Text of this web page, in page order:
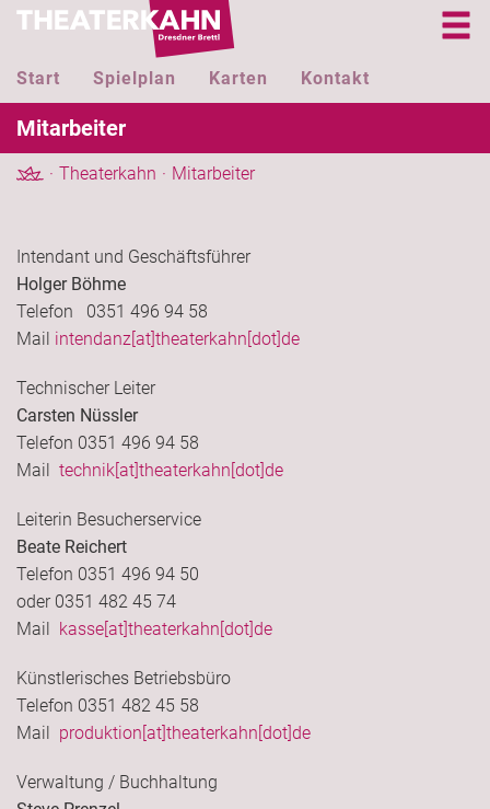
Start Spielplan Karten Kontakt
Mitarbeiter
Theaterkahn Mitarbeiter
Intendant und Geschäftsführer
Holger Böhme
Telefon 0351 496 94 58
Mail intendanz[at]theaterkahn[dot]de
Technischer Leiter
Carsten Nüssler
Telefon 0351 496 94 58
Mail technik[at]theaterkahn[dot]de
Leiterin Besucherservice
Beate Reichert
Telefon 0351 496 94 50
oder 0351 482 45 74
Mail
kasse[at]theaterkahn[dot]de
Künstlerisches Betriebsbüro
Telefon 0351 482 45 58
Mail produktion[at]theaterkahn[dot]de
Verwaltung / Buchhaltung